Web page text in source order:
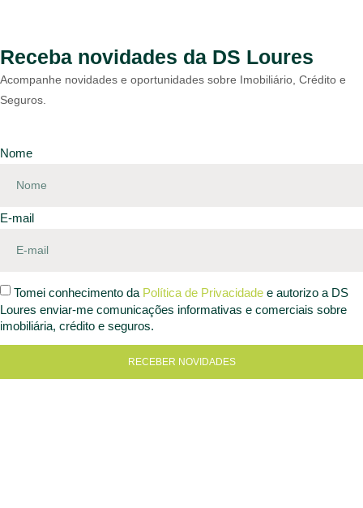
Receba novidades da DS Loures
Acompanhe novidades e oportunidades sobre Imobiliário, Crédito e
Seguros.
Nome
E-mail
Tomei conhecimento da Política de Privacidade e autorizo a DS
Loures enviar-me comunicações informativas e comerciais sobre
imobiliária, crédito e seguros.
RECEBER NOVIDADES